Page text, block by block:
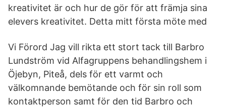
kreativitet är och hur de gör för att främja sina
elevers kreativitet. Detta mitt första möte med
Vi Förord Jag vill rikta ett stort tack till Barbro
Lundström vid Alfagruppens behandlingshem i
Öjebyn, Piteå, dels för ett varmt och
välkomnande bemötande och för sin roll som
kontaktperson samt för den tid Barbro och